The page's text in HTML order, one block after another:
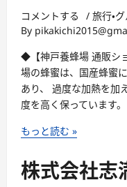
ゼ
ッ
ト】
ー
キ
ュ
ー
ブ)
【洋
子
ュ
ゼ
コメントする / 旅行・
By
◆【神戸養蜂場 通販シ
場の蜂蜜は、国産蜂蜜
あり、 過度な加熱を加
度を高く保っています
神
養
蜂
もっと読む »
株式会社志